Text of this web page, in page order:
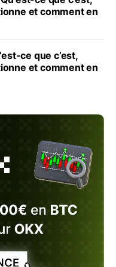
et comment en
ce que c’est,
et comment en